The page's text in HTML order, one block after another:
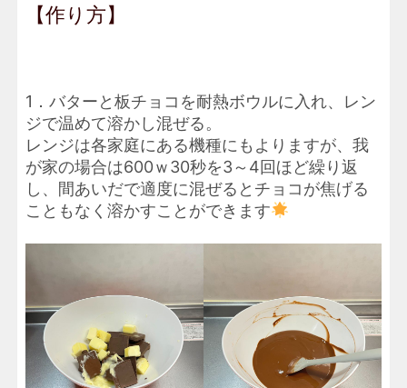
【作り方】
1．バターと板チョコを耐熱ボウルに入れ、レン
ジで温めて溶かし混ぜる。
レンジは各家庭にある機種にもよりますが、我
が家の場合は600ｗ30秒を3～4回ほど繰り返
し、間あいだで適度に混ぜるとチョコが焦げる
こともなく溶かすことができます